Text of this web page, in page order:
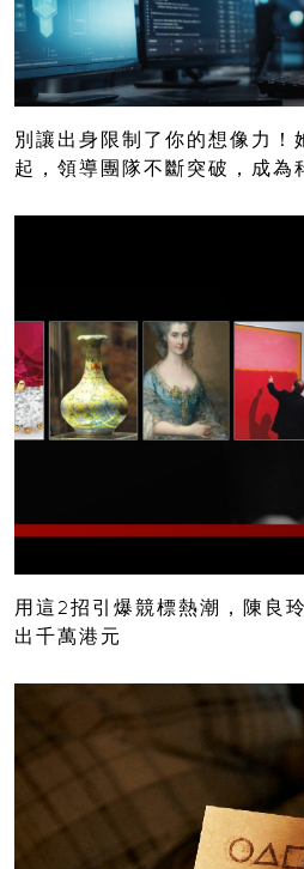
別讓出身限制了你的想像力！
起，領導團隊不斷突破，成為
用這2招引爆競標熱潮，陳良
出千萬港元